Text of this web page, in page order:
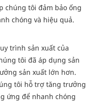
chúng tôi đảm bảo ống
chóng và hiệu quả.
trình sản xuất của
tôi đã áp dụng sản
sản xuất lớn hơn.
tôi hỗ trợ tăng trưởng
ứng để nhanh chóng